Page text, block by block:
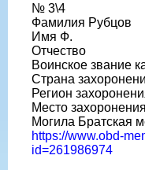
№ 3\4
Фамилия Рубцов
Имя Ф.
Отчество
Воинское звание
Страна
Регион
Место
Могила Братская
https://www.obd-
id=261986974